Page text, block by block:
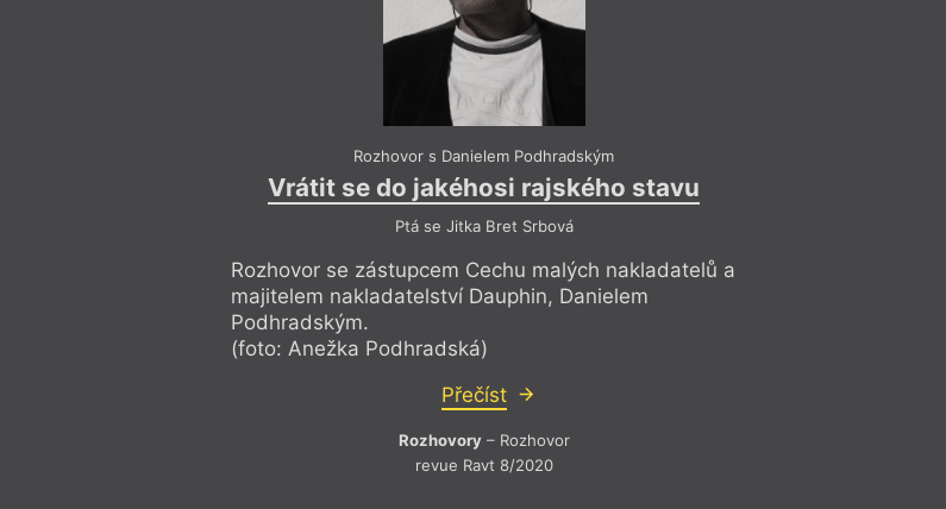
Rozhovor s Danielem Podhradským
Vrátit se do jakéhosi rajského stavu
Ptá se Jitka Bret Srbová
Rozhovor se zástupcem Cechu malých nakladatelů a
majitelem nakladatelství Dauphin, Danielem
Podhradským.
(foto: Anežka Podhradská)
Přečíst
Rozhovory– Rozhovor
revue Ravt 8/2020